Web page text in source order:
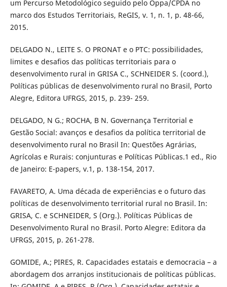
um Percurso Metodológico seguido pelo Oppa/CPDA no
marco dos Estudos Territoriais, ReGIS, v. 1, n. 1, p. 48-66,
2015.
DELGADO N., LEITE S. O PRONAT e o PTC: possibilidades,
limites e desafios das políticas territoriais para o
desenvolvimento rural in GRISA C., SCHNEIDER S. (coord.),
Políticas públicas de desenvolvimento rural no Brasil, Porto
Alegre, Editora UFRGS, 2015, p. 239- 259.
DELGADO, N G.; ROCHA, B N. Governança Territorial e
Gestão Social: avanços e desafios da política territorial de
desenvolvimento rural no Brasil In: Questões Agrárias,
Agrícolas e Rurais: conjunturas e Políticas Públicas.1 ed., Rio
de Janeiro: E-papers, v.1, p. 138-154, 2017.
FAVARETO, A. Uma década de experiências e o futuro das
políticas de desenvolvimento territorial rural no Brasil. In:
GRISA, C. e SCHNEIDER, S (Org.). Políticas Públicas de
Desenvolvimento Rural no Brasil. Porto Alegre: Editora da
UFRGS, 2015, p. 261-278.
GOMIDE, A.; PIRES, R. Capacidades estatais e democracia – a
abordagem dos arranjos institucionais de políticas públicas.